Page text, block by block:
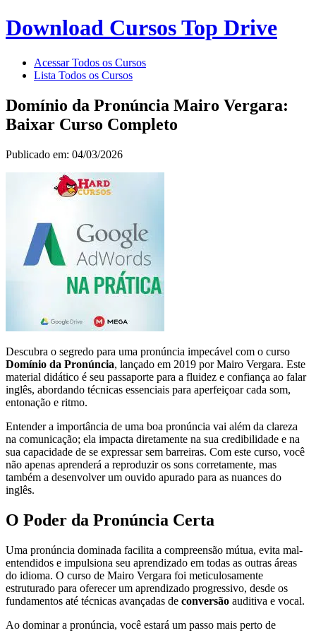
Download Cursos Top Drive
Acessar Todos os Cursos
Lista Todos os Cursos
Domínio da Pronúncia Mairo Vergara:
Baixar Curso Completo
Publicado em: 04/03/2026
Descubra o segredo para uma pronúncia impecável com o curso
Domínio da Pronúncia, lançado em 2019 por Mairo Vergara. Este
material didático é seu passaporte para a fluidez e confiança ao falar
inglês, abordando técnicas essenciais para aperfeiçoar cada som,
entonação e ritmo.
Entender a importância de uma boa pronúncia vai além da clareza
na comunicação; ela impacta diretamente na sua credibilidade e na
sua capacidade de se expressar sem barreiras. Com este curso, você
não apenas aprenderá a reproduzir os sons corretamente, mas
também a desenvolver um ouvido apurado para as nuances do
inglês.
O Poder da Pronúncia Certa
Uma pronúncia dominada facilita a compreensão mútua, evita mal-
entendidos e impulsiona seu aprendizado em todas as outras áreas
do idioma. O curso de Mairo Vergara foi meticulosamente
estruturado para oferecer um aprendizado progressivo, desde os
fundamentos até técnicas avançadas de conversão auditiva e vocal.
Ao dominar a pronúncia, você estará um passo mais perto de